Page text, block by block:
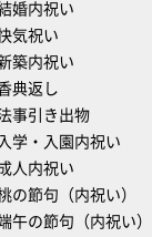
婚内祝い
気祝い
築内祝い
典返し
事引き出物
入学・入園内祝い
人内祝い
の節句（内祝い）
午の節句（内祝い）